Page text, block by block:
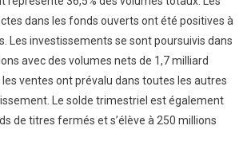
dans les fonds ouverts ont été positives à
Les investissements se sont poursuivis dans
avec des volumes nets de 1,7 milliard
les ventes ont prévalu dans toutes les autres
Le solde trimestriel est également
de titres fermés et s’élève à 250 millions